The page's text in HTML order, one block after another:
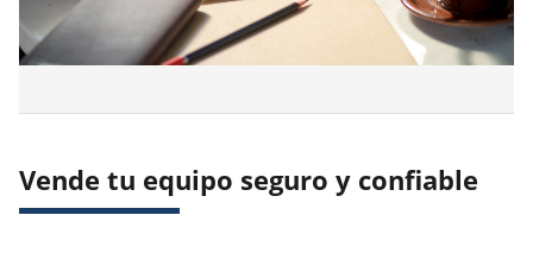
Vende tu equipo seguro y confiable